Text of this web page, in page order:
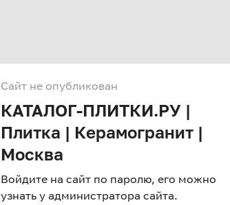
Сайт не опубликован
КАТАЛОГ-ПЛИТКИ.РУ |
Плитка | Керамогранит |
Москва
Войдите на сайт по паролю, его можно
узнать у администратора сайта.